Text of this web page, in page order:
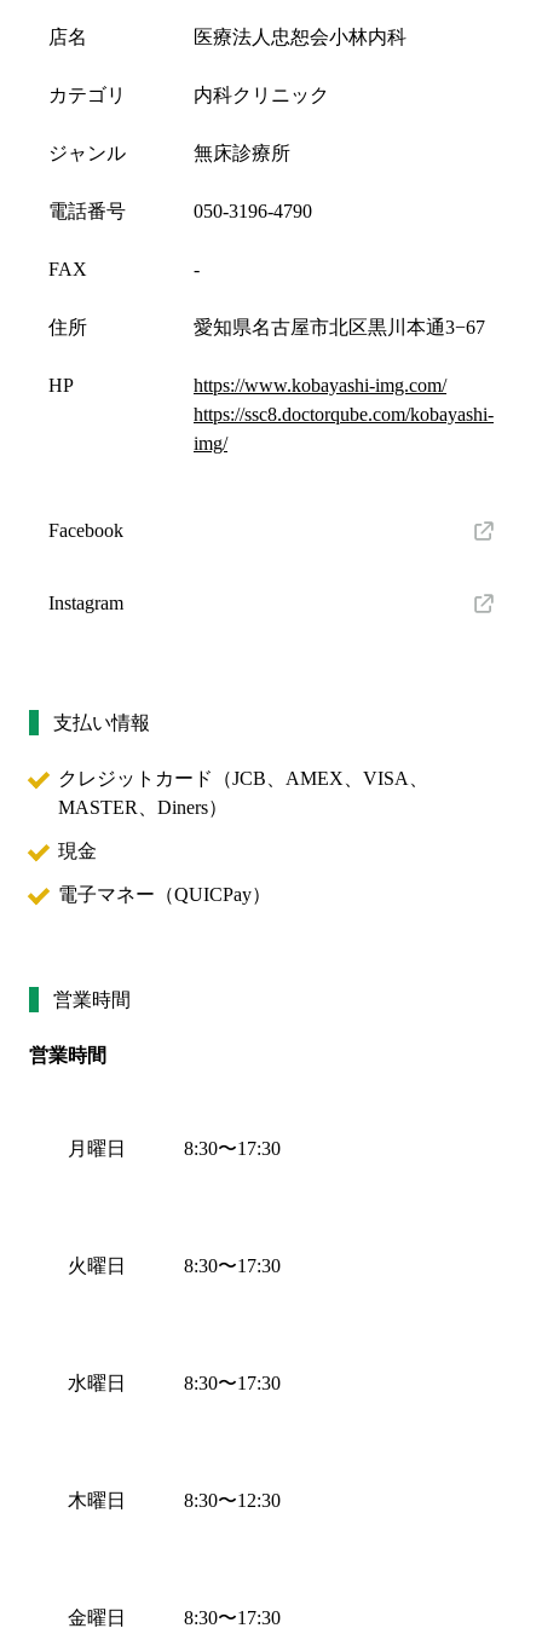
店名 医療法人忠恕会小林内科
カテゴリ 内科クリニック
ジャンル 無床診療所
電話番号 050-3196-4790
FAX -
住所 愛知県名古屋市北区黒川本通3−67
HP
https://www.kobayashi-img.com/
https://ssc8.doctorqube.com/kobayashi-
img/
Facebook
Instagram
支払い情報
クレジットカード（JCB、AMEX、VISA、
MASTER、Diners）
現金
電子マネー（QUICPay）
営業時間
営業時間
月曜日
火曜日
水曜日
木曜日
金曜日
8:30〜17:30
8:30〜17:30
8:30〜17:30
8:30〜12:30
8:30〜17:30